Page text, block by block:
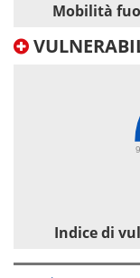
Mobilità
Indice di